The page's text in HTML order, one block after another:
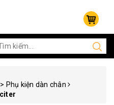
Phụ kiện dàn chân